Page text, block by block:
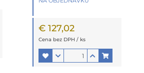
€ 127,02
Cena bez DPH / ks